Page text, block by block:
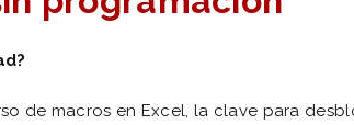
de macros en Excel, la clave para